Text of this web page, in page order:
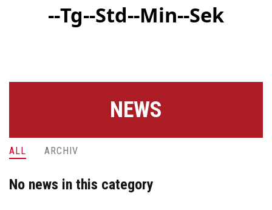
--Tg--Std--Min--Sek
NEWS
ALL ARCHIV
No news in this category